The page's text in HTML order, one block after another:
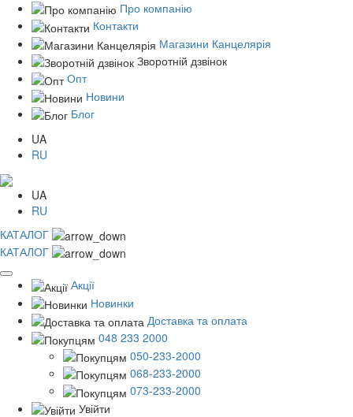
Про компанію
Контакти
Магазини Канцелярія
Зворотній дзвінок
Опт
Новини
Блог
UA
RU
UA
RU
КАТАЛОГ
КАТАЛОГ
Акції
Новинки
Доставка та оплата
048 233 2000
050-233-2000
068-233-2000
073-233-2000
Увійти